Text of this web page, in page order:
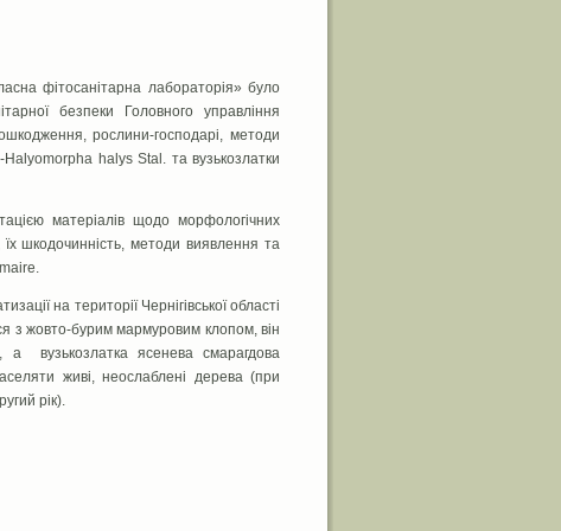
фітосанітарна лабораторія» було
безпеки Головного управління
рослини-господарі, методи
halys Stal. та вузькозлатки
матеріалів щодо морфологічних
шкодочинність, методи виявлення та
на території Чернігівської області
з жовто-бурим мармуровим клопом, він
вузькозлатка ясенева смарагдова
живі, неослаблені дерева (при
рік).